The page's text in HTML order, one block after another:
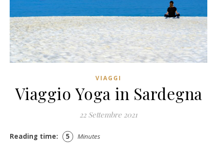
VIAGGI
Viaggio Yoga in Sardegna
22 Settembre 2021
Reading time: 5 Minutes